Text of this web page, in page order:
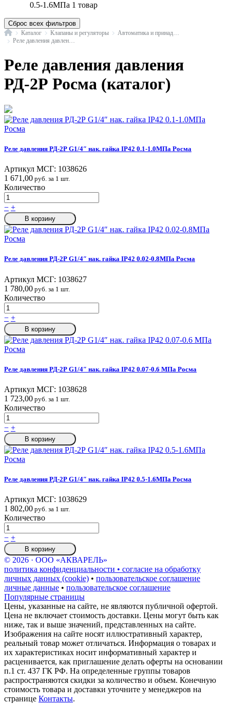
0.5-1.6МПа 1 товар
Сброс всех фильтров
ГлавнаяКаталог Клапаны и регуляторы
Реле давления давления РД-2Р Росма
Реле давления давления
РД-2Р Росма (каталог)
Реле давления РД-2Р G1/4″ нак. гайка IP42 0.1-1.0МПа Росма
Артикул МСГ: 1038626
1 671,00 руб. за 1 шт.
Количество
− +
В корзину
Реле давления РД-2Р G1/4″ нак. гайка IP42 0.02-0.8МПа Росма
Артикул МСГ: 1038627
1 780,00 руб. за 1 шт.
Количество
− +
В корзину
Реле давления РД-2Р G1/4″ нак. гайка IP42 0.07-0.6 МПа Росма
Артикул МСГ: 1038628
1 723,00 руб. за 1 шт.
Количество
− +
В корзину
Реле давления РД-2Р G1/4″ нак. гайка IP42 0.5-1.6МПа Росма
Артикул МСГ: 1038629
1 802,00 руб. за 1 шт.
Количество
− +
В корзину
© 2026 · ООО «АКВАРЕЛЬ»
политика конфиденциальности • согласие на обработку
личных данных (cookie) • пользовательское соглашение
личные данные • пользовательское соглашение
Популярные страницы
Цены, указанные на сайте, не являются публичной офертой.
Цена не включает стоимость доставки. Цены могут быть как
ниже, так и выше значений, представленных на сайте.
Изображения на сайте носят иллюстративный характер,
реальный товар может отличаться. Информация о товарах и
их характеристиках носит информативный характер и
расценивается, как приглашение делать оферты на основании
п.1 ст. 437 ГК РФ. На определенные группы товаров
распространяются скидки за количество и объем. Конечную
стоимость товара и доставки уточните у менеджеров на
странице Контакты.